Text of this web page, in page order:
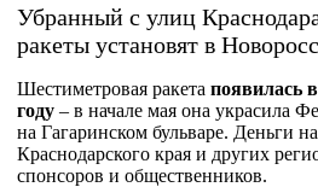
Убранный с улиц
ракеты установят в
Шестиметровая ракета появилась
году – в начале мая она украсила
на Гагаринском бульваре. Деньги
Краснодарского края и других
спонсоров и общественников.